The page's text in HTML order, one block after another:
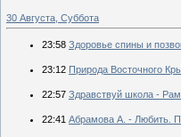
30 Августа, Суббота
23:58 Здоровье спины и
23:12 Природа Восточного
22:57 Здравствуй школа -
22:41 Абрамова А. - Любить.